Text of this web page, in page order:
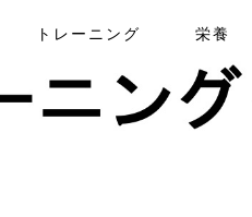
トレーニング 栄養